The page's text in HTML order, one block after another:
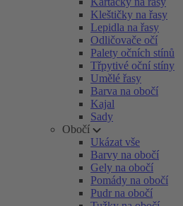
Kleštičky na řasy
Lepidla na řasy
Odličovače očí
Palety očních stínů
Třpytivé oční stíny
Umělé řasy
Barva na obočí
Kajal
Sady
Obočí
Ukázat vše
Barvy na obočí
Gely na obočí
Pomády na obočí
Pudr na obočí